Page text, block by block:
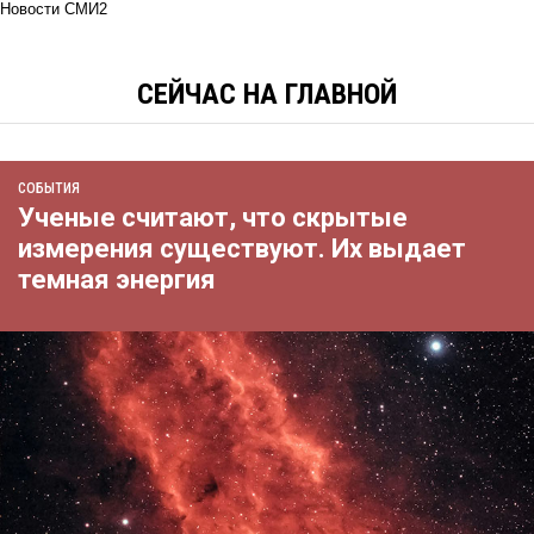
Новости СМИ2
СЕЙЧАС НА ГЛАВНОЙ
СОБЫТИЯ
Ученые считают, что скрытые
измерения существуют. Их выдает
темная энергия